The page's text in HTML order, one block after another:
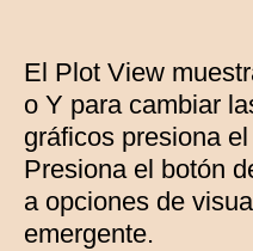
El Plot View
o Y para cambiar
gráficos presiona
Presiona el botón
a opciones de
emergente.